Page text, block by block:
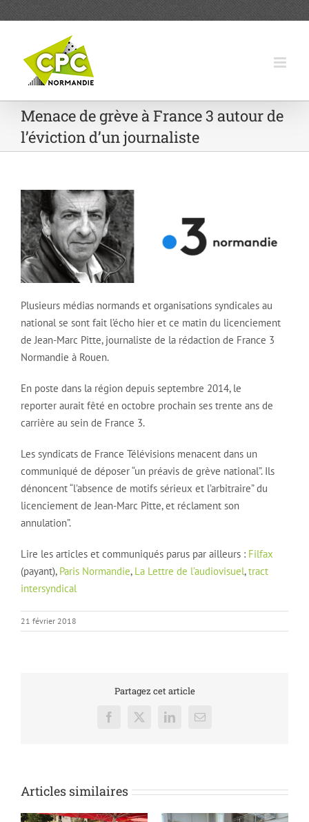
Menace de grève à France 3 autour de
l’éviction d’un journaliste
Plusieurs médias normands et organisations syndicales au
national se sont fait l’écho hier et ce matin du licenciement
de Jean-Marc Pitte, journaliste de la rédaction de France 3
Normandie à Rouen.
En poste dans la région depuis septembre 2014, le
reporter aurait fêté en octobre prochain ses trente ans de
carrière au sein de France 3.
Les syndicats de France Télévisions menacent dans un
communiqué de déposer “un préavis de grève national”. Ils
dénoncent “l’absence de motifs sérieux et l’arbitraire” du
licenciement de Jean-Marc Pitte, et réclament son
annulation”.
Lire les articles et communiqués parus par ailleurs : Filfax
(payant), Paris Normandie, La Lettre de l’audiovisuel,tract
intersyndical
21 février 2018
Partagez cet article
Facebook
X LinkedInEmail
Articles similaires